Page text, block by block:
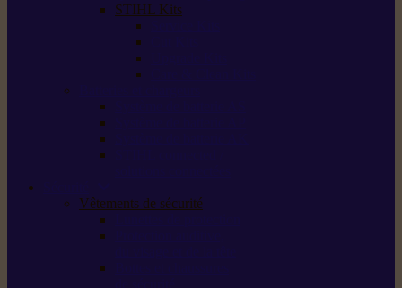
STIHL Kits
Vêtements de sécurité